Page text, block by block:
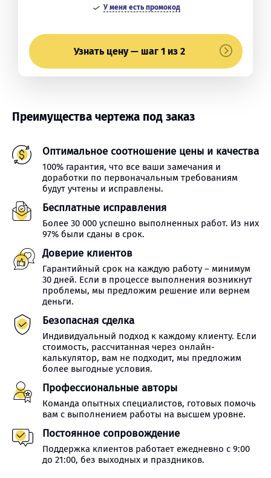
У меня есть промокод
Узнать цену — шаг 1 из 2
Преимущества чертежа под заказ
Оптимальное соотношение цены и качества
100% гарантия, что все ваши замечания и
доработки по первоначальным требованиям
будут учтены и исправлены.
Бесплатные исправления
Более 30 000 успешно выполненных работ. Из них
97% были сданы в срок.
Доверие клиентов
Гарантийный срок на каждую работу – минимум
30 дней. Если в процессе выполнения возникнут
проблемы, мы предложим решение или вернем
деньги.
Безопасная сделка
Индивидуальный подход к каждому клиенту. Если
стоимость, рассчитанная через онлайн-
калькулятор, вам не подходит, мы предложим
более выгодные условия.
Профессиональные авторы
Команда опытных специалистов, готовых помочь
вам с выполнением работы на высшем уровне.
Постоянное сопровождение
Поддержка клиентов работает ежедневно с 9:00
до 21:00, без выходных и праздников.